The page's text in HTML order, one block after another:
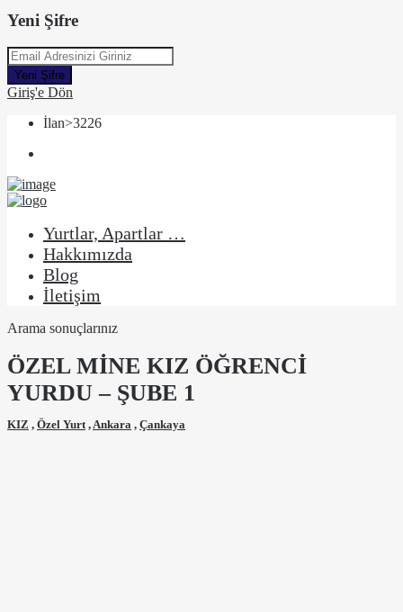
Yeni Şifre
Yeni Şifre
Giriş'e Dön
İlan>3226
Yurtlar, Apartlar …
Hakkımızda
Blog
İletişim
Arama sonuçlarınız
ÖZEL MİNE KIZ ÖĞRENCİ
YURDU – ŞUBE 1
KIZ , Özel Yurt , Ankara , Çankaya